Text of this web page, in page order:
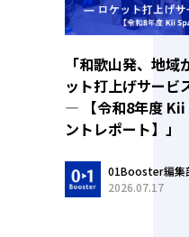
「和歌山発、地
ット打上げサービ
― 【令和8年度 Kii
ントレポート】」
01Booster編集
2026.07.17